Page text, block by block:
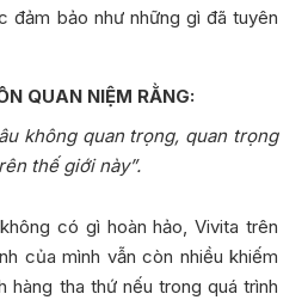
đảm bảo như những gì đã tuyên
QUAN NIỆM RẰNG:
không quan trọng, quan trọng
thế giới này”.
có gì hoàn hảo, Vivita trên
của mình vẫn còn nhiều khiếm
hàng tha thứ nếu trong quá trình